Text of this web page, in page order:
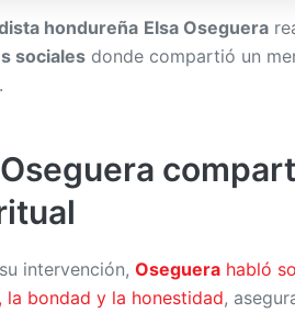
hondureña Elsa Oseguera
sociales donde compartió un
intervención, Oseguera habló
la bondad y la honestidad,